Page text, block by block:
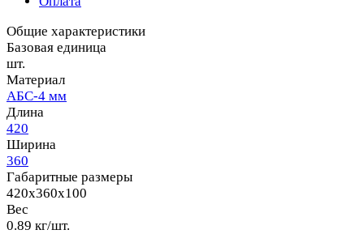
Общие характеристики
Базовая единица
шт.
Материал
АБС-4 мм
Длина
420
Ширина
360
Габаритные размеры
420x360x100
Вес
0.89 кг/шт.